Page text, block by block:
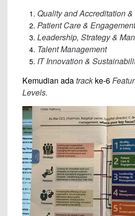
Quality and Accreditation
Patient Care & Engagement
Leadership, Strategy &
Talent Management
IT Innovation &
Kemudian adatrackke-6
Levels.